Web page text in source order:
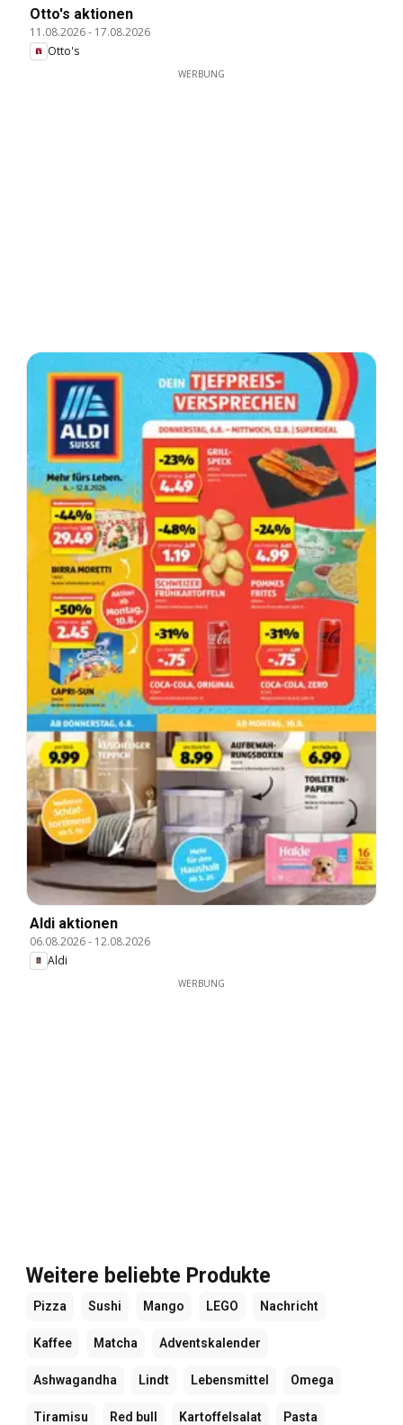
Otto's aktionen
11.08.2026- 17.08.2026
Otto's
WERBUNG
Aldi aktionen
06.08.2026- 12.08.2026
Aldi
WERBUNG
Weitere beliebte Produkte
Pizza Sushi Mango LEGO Nachricht
Kaffee Matcha Adventskalender
Ashwagandha Lindt Lebensmittel Omega
Tiramisu Red bull Kartoffelsalat Pasta